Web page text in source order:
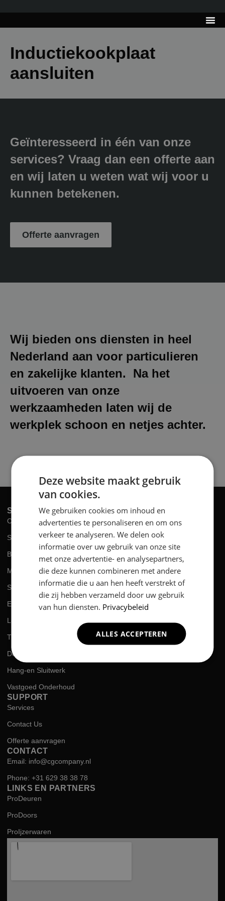
Inductiekookplaat
aansluiten
Geïnteresseerd in één van onze
services? Vraag dan een offerte aan
en wij laten u weten wat wij voor u
kunnen betekenen.
Offerte aanvragen
Wij bieden ons diensten in heel
Nederland aan voor particulieren
en zakelijke klanten. Na het
uitvoeren van onze
werkzaamheden laten wij de
werkplek schoon en netjes achter.
SERVICES
Complete Renovatie
Slopen
Boren / Frezen
Montage
Schilderen
Elektriciën
Loodgieter
Timmeren
Deuren Afhangen
Hang-en Sluitwerk
Vastgoed Onderhoud
SUPPORT
Services
Contact Us
Offerte aanvragen
CONTACT
Email: info@cgcompany.nl
Phone: +31 629 38 38 78
LINKS EN PARTNERS
ProDeuren
ProDoors
ProIjzerwaren
Deze website maakt gebruik
van cookies.
We gebruiken cookies om inhoud en
advertenties te personaliseren en om ons
verkeer te analyseren. We delen ook
informatie over uw gebruik van onze site
met onze advertentie- en analysepartners,
die deze kunnen combineren met andere
informatie die u aan hen heeft verstrekt of
die zij hebben verzameld door uw gebruik
van hun diensten. Privacybeleid
ALLES ACCEPTEREN